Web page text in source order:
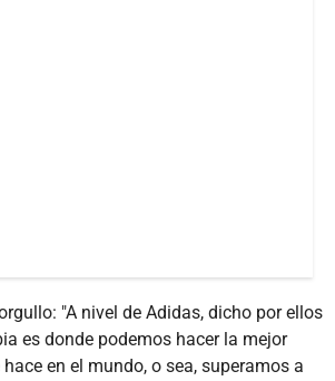
"A nivel de Adidas, dicho por ellos
es donde podemos hacer la mejor
en el mundo, o sea, superamos a